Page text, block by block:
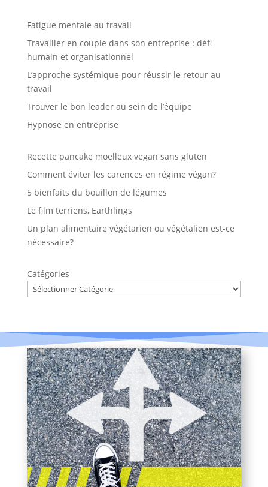
Fatigue mentale au travail
Travailler en couple dans son entreprise : défi
humain et organisationnel
L’approche systémique pour réussir le retour au
travail
Trouver le bon leader au sein de l’équipe
Hypnose en entreprise
Recette pancake moelleux vegan sans gluten
Comment éviter les carences en régime végan?
5 bienfaits du bouillon de légumes
Le film terriens, Earthlings
Un plan alimentaire végétarien ou végétalien est-ce
nécessaire?
Catégories